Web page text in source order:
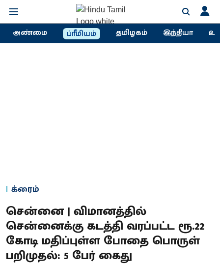
அண்மை ப்ரீமியம் தமிழகம் இந்தியா
க்ரைம்
சென்னை | விமானத்தில்
சென்னைக்கு கடத்தி வரப்பட்ட ரூ.22
கோடி மதிப்புள்ள போதை பொருள்
பறிமுதல்: 5 பேர் கைது